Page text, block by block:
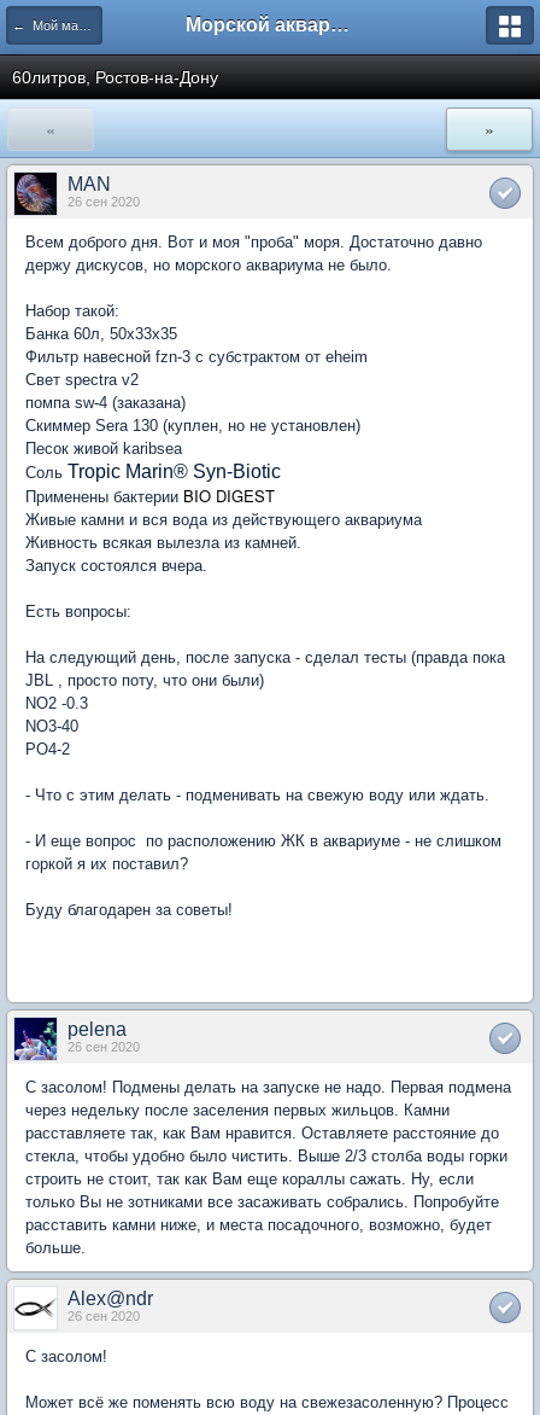
← Мой маленький морской аквариум Морской аквариум. Форумы ReefCentral.ru
60литров, Ростов-на-Дону
« »
MAN
26 сен 2020
Всем доброго дня. Вот и моя "проба" моря. Достаточно давно
держу дискусов, но морского аквариума не было.
Набор такой:
Банка 60л, 50х33х35
Фильтр навесной fzn-3 c субстрактом от eheim
Свет spectra v2
помпа sw-4 (заказана)
Скиммер Sera 130 (куплен, но не установлен)
Песок живой karibsea
Соль Tropic Marin® Syn-Biotic
Применены бактерии BIO DIGEST
Живые камни и вся вода из действующего аквариума
Живность всякая вылезла из камней.
Запуск состоялся вчера.
Есть вопросы:
На следующий день, после запуска - сделал тесты (правда пока
JBL , просто поту, что они были)
NO2 -0.3
NO3-40
PO4-2
- Что с этим делать - подменивать на свежую воду или ждать.
- И еще вопрос по расположению ЖК в аквариуме - не слишком
горкой я их поставил?
Буду благодарен за советы!
pelena
26 сен 2020
С засолом! Подмены делать на запуске не надо. Первая подмена
через недельку после заселения первых жильцов. Камни
расставляете так, как Вам нравится. Оставляете расстояние до
стекла, чтобы удобно было чистить. Выше 2/3 столба воды горки
строить не стоит, так как Вам еще кораллы сажать. Ну, если
только Вы не зотниками все засаживать собрались. Попробуйте
расставить камни ниже, и места посадочного, возможно, будет
больше.
Alex@ndr
26 сен 2020
С засолом!
Может всё же поменять всю воду на свежезасоленную? Процесс